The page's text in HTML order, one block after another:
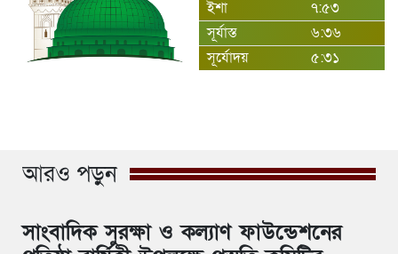
ইশা
৭:৫৩
সূর্যাস্ত
৬:৩৬
সূর্যোদয়
৫:৩১
আরও পড়ুন
সাংবাদিক সুরক্ষা ও কল্যাণ ফাউন্ডেশনের